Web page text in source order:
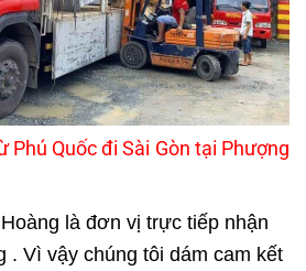
Phú Quốc đi Sài Gòn tại Phượng
là đơn vị trực tiếp nhận
. Vì vậy chúng tôi dám cam kết